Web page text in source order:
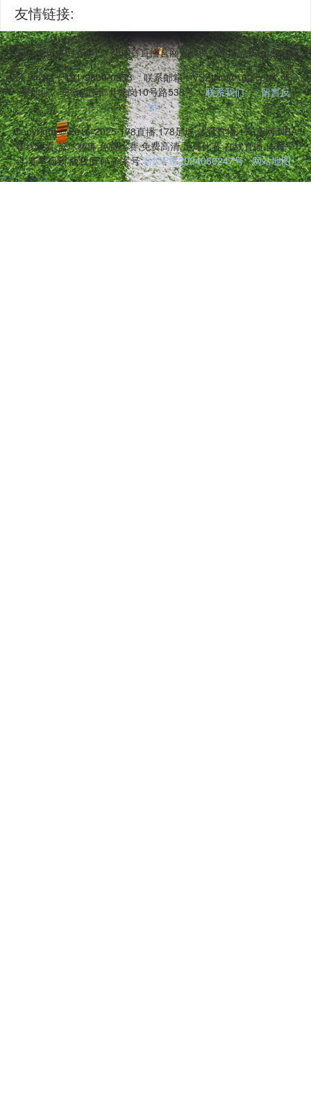
友情链接:
超等全球热门赛事。178体育直播官网无插件、高清流畅,适合电脑
联系电话：191-9890-0853
联系邮箱：VSZtNu@162.com
联
系地址：安徽省南部县龙岗10号路538号
联系我们
留言反
馈
Copyright © 2016-2025 178直播,178足球,体育直播,178官网,NBA
在线观看,篮球赛事,免费比赛,免费高清,足球比赛,在线直播,体育平
台,赛事视频 版权所有 备案号:晋ICP备2024060247号 网站地图